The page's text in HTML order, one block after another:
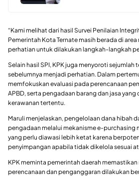
“Kami melihat dari hasil Survei Penilaian
Pemerintah Kota Ternate masih berada di
perhatian untuk dilakukan langkah-langkah
Selain hasil SPI, KPK juga menyoroti sejumlah
sebelumnya menjadi perhatian. Dalam
memfokuskan evaluasi pada perencanaan
APBD, serta pengadaan barang dan jasa
kerawanan tertentu.
Maruli menjelaskan, pengelolaan dana hibah
pengadaan melalui mekanisme e-purchasing
yang perlu diawasi lebih ketat karena
penyimpangan apabila tidak dikelola sesuai
KPK meminta pemerintah daerah memastikan
perencanaan dan penganggaran dilakukan